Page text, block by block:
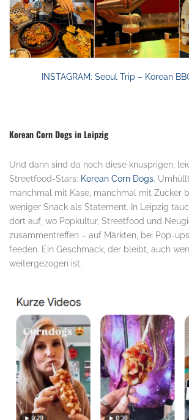
INSTAGRAM: Seoul Trip – Korean
Korean Corn Dogs in Leipzig
Und dann sind da noch diese knusprigen,
Streetfood-Stars: Korean Corn Dogs.
manchmal mit Käse, manchmal mit Zucker
weniger Snack als Statement. In Leipzig
dort auf, wo Popkultur, Streetfood und
zusammentreffen – auf Märkten, bei Pop-
feeden. Ein Geschmack, der bleibt, auch
weitergezogen ist.